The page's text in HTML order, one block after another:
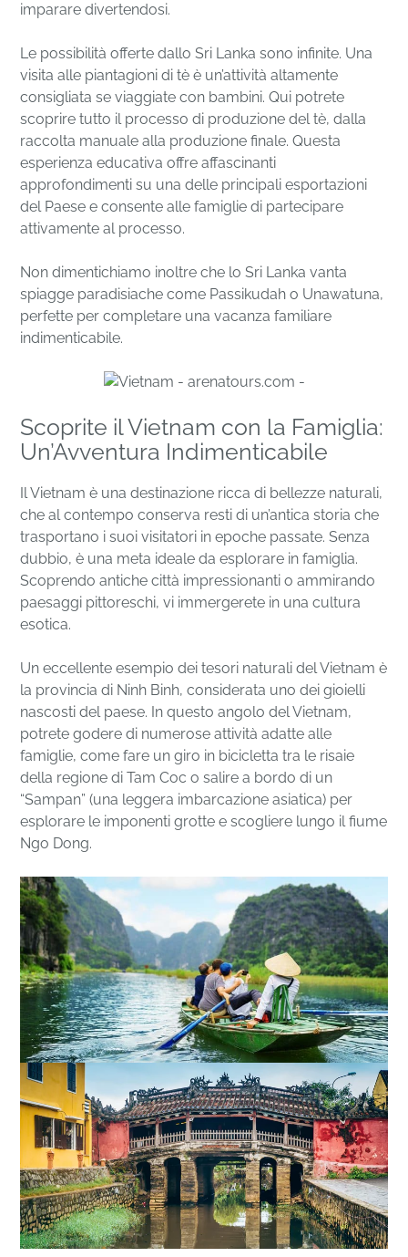
imparare divertendosi.
Le possibilità offerte dallo Sri Lanka sono infinite. Una
visita alle piantagioni di tè è un’attività altamente
consigliata se viaggiate con bambini. Qui potrete
scoprire tutto il processo di produzione del tè, dalla
raccolta manuale alla produzione finale. Questa
esperienza educativa offre affascinanti
approfondimenti su una delle principali esportazioni
del Paese e consente alle famiglie di partecipare
attivamente al processo.
Non dimentichiamo inoltre che lo Sri Lanka vanta
spiagge paradisiache come Passikudah o Unawatuna,
perfette per completare una vacanza familiare
indimenticabile.
Scoprite il Vietnam con la Famiglia:
Un’Avventura Indimenticabile
Il Vietnam è una destinazione ricca di bellezze naturali,
che al contempo conserva resti di un’antica storia che
trasportano i suoi visitatori in epoche passate. Senza
dubbio, è una meta ideale da esplorare in famiglia.
Scoprendo antiche città impressionanti o ammirando
paesaggi pittoreschi, vi immergerete in una cultura
esotica.
Un eccellente esempio dei tesori naturali del Vietnam è
la provincia di Ninh Binh, considerata uno dei gioielli
nascosti del paese. In questo angolo del Vietnam,
potrete godere di numerose attività adatte alle
famiglie, come fare un giro in bicicletta tra le risaie
della regione di Tam Coc o salire a bordo di un
“Sampan” (una leggera imbarcazione asiatica) per
esplorare le imponenti grotte e scogliere lungo il fiume
Ngo Dong.